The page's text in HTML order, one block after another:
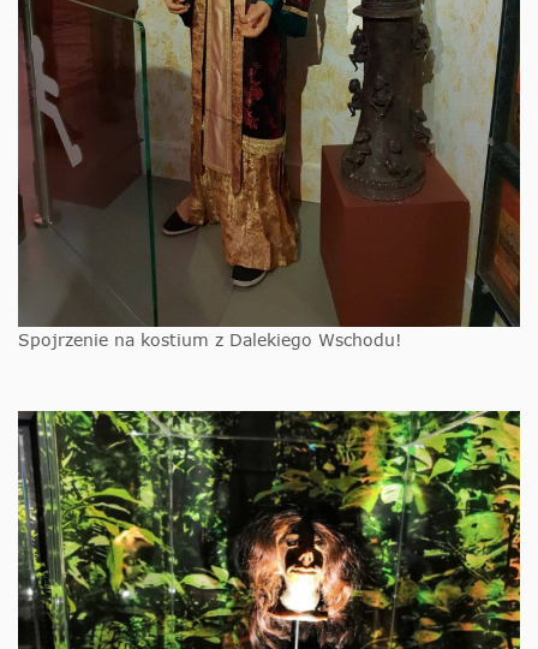
Spojrzenie na kostium z Dalekiego Wschodu!